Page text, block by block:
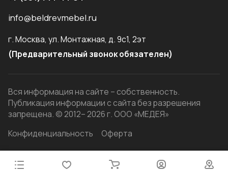
info@beldrevmebel.ru
г. Москва, ул. Монтажная, д. 9с1, 2эт
(Предварительный звонок обязателен)
Вся информация на сайте – собственность.
Публикация информации с сайта без разрешения
запрещена. © 2012– 2026 г. ООО «МЕДЕЯ»
Конфиденциальность
Оферта